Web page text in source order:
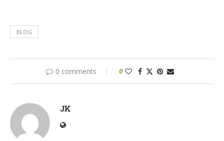
BLOG
0 comments 0
JK